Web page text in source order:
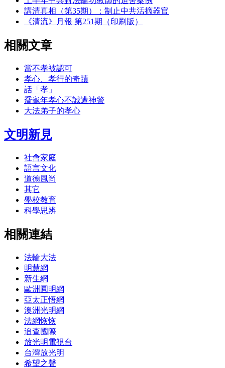
講清真相（第35期）：制止中共活摘器官
《清流》月報 第251期（印刷版）
相關文章
當不孝被認可
孝心、孝行的奇蹟
話「孝」
喬龜年孝心不誠遭神警
大法弟子的孝心
文明新見
社會家庭
語言文化
道德風尚
其它
學校教育
科學思辨
相關連結
法輪大法
明慧網
新生網
歐洲圓明網
亞太正悟網
澳洲光明網
法網恢恢
追查國際
放光明電視台
台灣放光明
希望之聲